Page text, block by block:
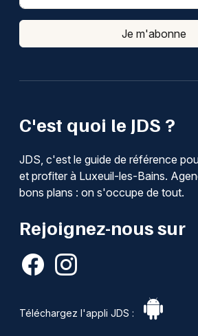
C'est quoi le JDS ?
JDS, c'est le guide de référence
et profiter à Luxeuil-les-Bains.
bons plans : on s'occupe de tout.
Rejoignez-nous sur
Téléchargez l'appli JDS :
Je m'abonne